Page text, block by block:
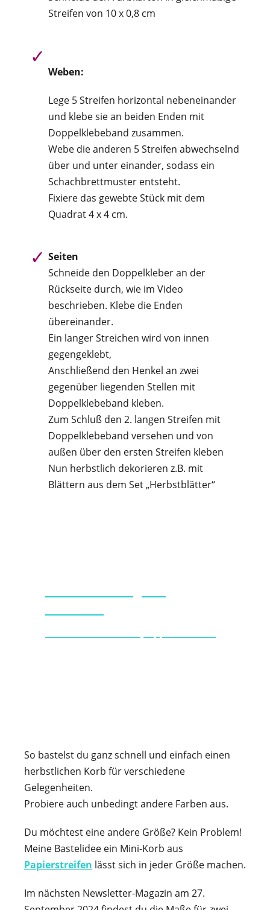
Streifen von 10 x 0,8 cm
Weben:
Lege 5 Streifen horizontal nebeneinander
und klebe sie an beiden Enden mit
Doppelklebeband zusammen.
Webe die anderen 5 Streifen abwechselnd
über und unter einander, sodass ein
Schachbrettmuster entsteht.
Fixiere das gewebte Stück mit dem
Quadrat 4 x 4 cm.
Seiten
Schneide den Doppelkleber an der
Rückseite durch, wie im Video
beschrieben. Klebe die Enden
übereinander.
Ein langer Streichen wird von innen
gegengeklebt,
Anschließend den Henkel an zwei
gegenüber liegenden Stellen mit
Doppelklebeband kleben.
Zum Schluß den 2. langen Streifen mit
Doppelklebeband versehen und von
außen über den ersten Streifen kleben
Nun herbstlich dekorieren z.B. mit
Blättern aus dem Set „Herbstblätter“
So bastelst du ganz schnell und einfach einen
herbstlichen Korb für verschiedene
Gelegenheiten.
Probiere auch unbedingt andere Farben aus.
Du möchtest eine andere Größe? Kein Problem!
Meine Bastelidee ein Mini-Korb aus
Papierstreifen lässt sich in jeder Größe machen.
Im nächsten Newsletter-Magazin am 27.